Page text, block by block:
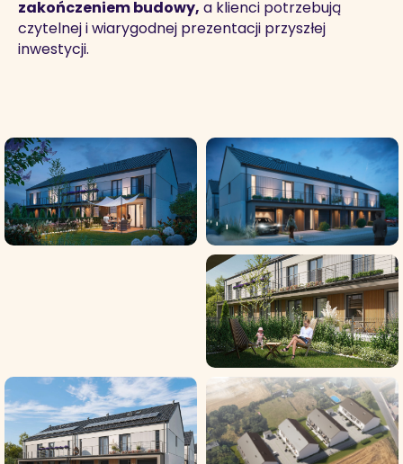
zakończeniem budowy, a klienci potrzebują
czytelnej i wiarygodnej prezentacji przyszłej
inwestycji.